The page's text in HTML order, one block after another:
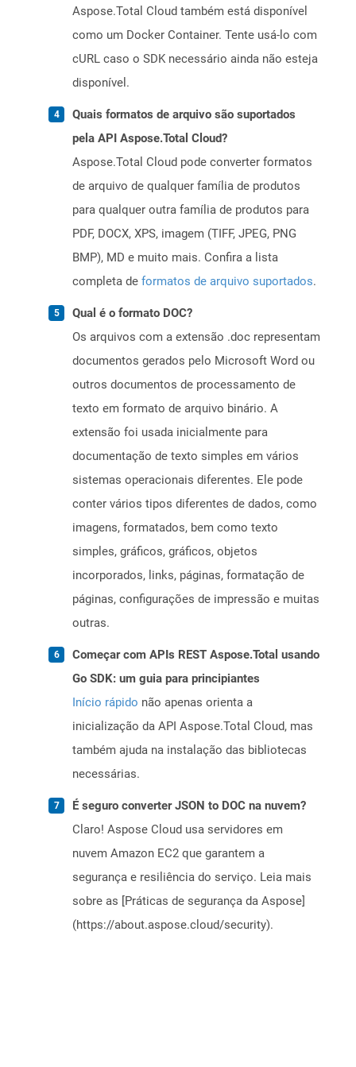
Aspose.Total Cloud também está disponível
como um Docker Container. Tente usá-lo com
cURL caso o SDK necessário ainda não esteja
disponível.
Quais formatos de arquivo são suportados
pela API Aspose.Total Cloud?
Aspose.Total Cloud pode converter formatos
de arquivo de qualquer família de produtos
para qualquer outra família de produtos para
PDF, DOCX, XPS, imagem (TIFF, JPEG, PNG
BMP), MD e muito mais. Confira a lista
completa de formatos de arquivo suportados.
Qual é o formato DOC?
Os arquivos com a extensão .doc representam
documentos gerados pelo Microsoft Word ou
outros documentos de processamento de
texto em formato de arquivo binário. A
extensão foi usada inicialmente para
documentação de texto simples em vários
sistemas operacionais diferentes. Ele pode
conter vários tipos diferentes de dados, como
imagens, formatados, bem como texto
simples, gráficos, gráficos, objetos
incorporados, links, páginas, formatação de
páginas, configurações de impressão e muitas
outras.
Começar com APIs REST Aspose.Total usando
Go SDK: um guia para principiantes
Início rápido não apenas orienta a
inicialização da API Aspose.Total Cloud, mas
também ajuda na instalação das bibliotecas
necessárias.
É seguro converter JSON to DOC na nuvem?
Claro! Aspose Cloud usa servidores em
nuvem Amazon EC2 que garantem a
segurança e resiliência do serviço. Leia mais
sobre as [Práticas de segurança da Aspose]
(https://about.aspose.cloud/security).